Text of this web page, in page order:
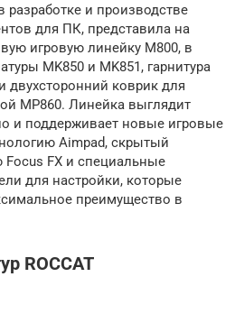
и производстве
для ПК, представила на
игровую линейку M800, в
MK850 и MK851, гарнитура
двухсторонний коврик для
MP860. Линейка выглядит
и поддерживает новые игровые
Aimpad, скрытый
Focus FX и специальные
для настройки, которые
преимущество в
ROCCAT